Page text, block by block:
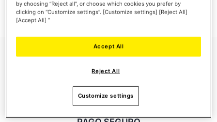
CREAR UNA CUENTA
by choosing “Reject all”, or choose which cookies you prefer by
clicking on “Customize settings”. [Customize settings] [Reject All]
[Accept All] ”
Reject All
Accept All
Customize settings